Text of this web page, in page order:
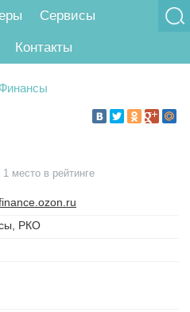
Сервисы
Контакты
Финансы
место в рейтинге
РКО